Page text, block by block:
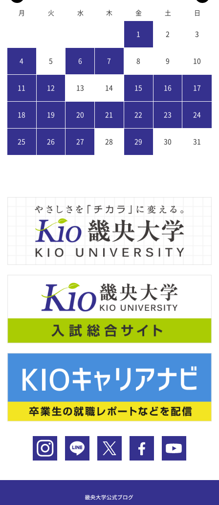
月 火 水 木 金 土 日
1 2 3
4 5 6 7 8 9 10
11 12 13 14 15 16 17
18 19 20 21 22 23 24
25 26 27 28 29 30 31